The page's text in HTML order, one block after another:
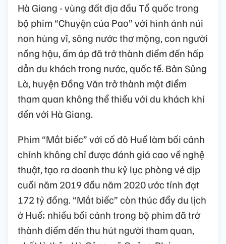
Hà Giang - vùng đất địa đầu Tổ quốc trong
bộ phim “Chuyện của Pao” với hình ảnh núi
non hùng vĩ, sông nước thơ mộng, con người
nồng hậu, ấm áp đã trở thành điểm đến hấp
dẫn du khách trong nước, quốc tế. Bản Sủng
Là, huyện Đồng Văn trở thành một điểm
tham quan không thể thiếu với du khách khi
đến với Hà Giang.
Phim “Mắt biếc” với cố đô Huế làm bối cảnh
chính không chỉ được đánh giá cao về nghệ
thuật, tạo ra doanh thu kỷ lục phòng vé dịp
cuối năm 2019 đầu năm 2020 ước tính đạt
172 tỷ đồng. “Mắt biếc” còn thúc đẩy du lịch
ở Huế; nhiều bối cảnh trong bộ phim đã trở
thành điểm đến thu hút người tham quan,